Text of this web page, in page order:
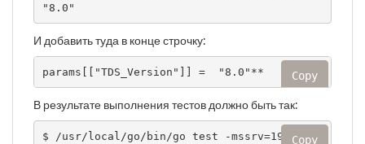
"8.0"
И добавить туда в конце строчку:
params[["TDS_Version"]] =  "8.0"** Copy
В результате выполнения тестов должно быть так:
$ /usr/local/go/bin/go test -mssrv=192.168.
Copy